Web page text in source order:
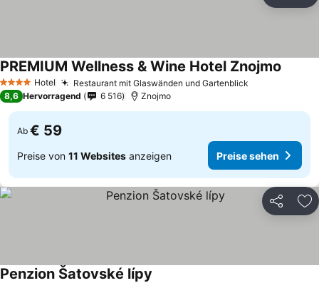
4 Sterne Hotel Restaurant mit Glaswänden und Gartenblick
PREMIUM Wellness & Wine Hotel Znojmo
8,6 Hervorragend 6 516 Znojmo
Ab € 59
Preise von 11 Websites anzeigen Preise sehen
Teilen
Penzion Šatovské lípy